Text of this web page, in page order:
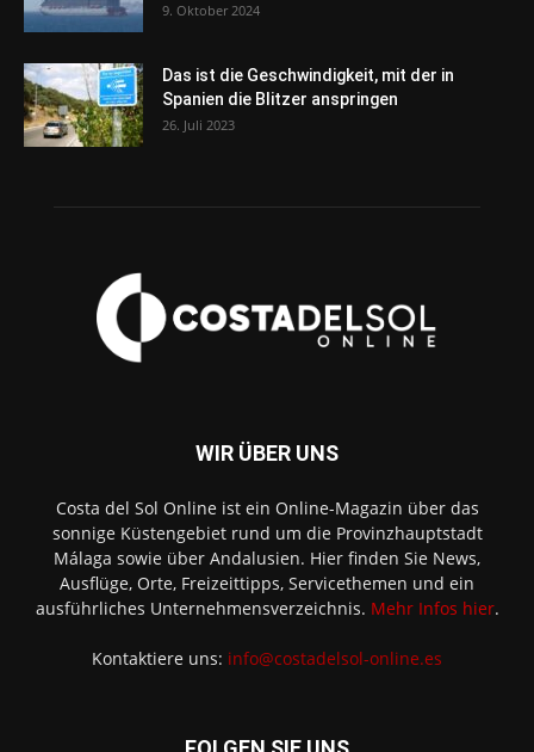
9. Oktober 2024
Das ist die Geschwindigkeit, mit der in
Spanien die Blitzer anspringen
26. Juli 2023
WIR ÜBER UNS
Costa del Sol Online ist ein Online-Magazin über das
sonnige Küstengebiet rund um die Provinzhauptstadt
Málaga sowie über Andalusien. Hier finden Sie News,
Ausflüge, Orte, Freizeittipps, Servicethemen und ein
ausführliches Unternehmensverzeichnis. Mehr Infos hier.
Kontaktiere uns: info@costadelsol-online.es